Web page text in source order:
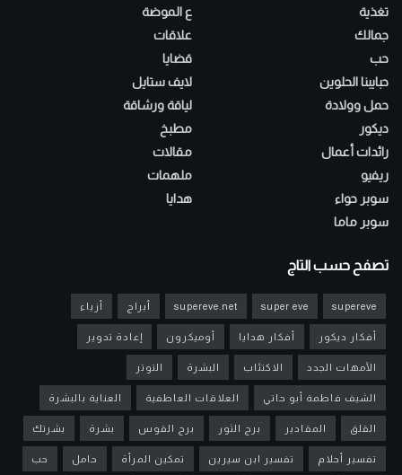
تغذية
جمالك
حب
حبايبنا الحلوين
حمل وولادة
ديكور
رائدات أعمال
ريفيو
سوبر حواء
سوبر ماما
ع الموضة
علاقات
قضايا
لايف ستايل
لياقة ورشاقة
مطبخ
مقالات
ملهمات
هدايا
تصفح حسب التاج
supereve
super eve
supereve.net أبراج أزياء
أفكار ديكور أفكار هدايا أوميكرون إعادة تدوير
الأمهات الجدد الاكتئاب البشرة التوتر
الشيف فاطمة أبو حاتي العلاقات العاطفية العناية بالبشرة
القلق المقادير برج الثور برج القوس بشرة بشرتك
تفسير أحلام تفسير ابن سيرين تمكين المرأة حامل حب